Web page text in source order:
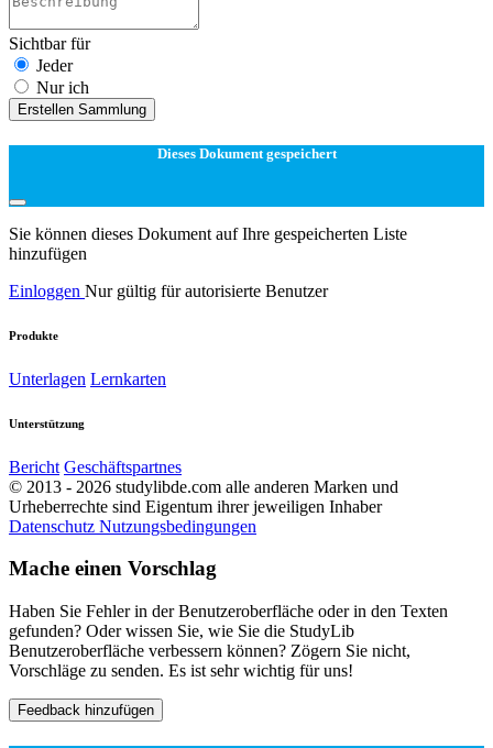
Sichtbar für
Jeder
Nur ich
Erstellen Sammlung
Dieses Dokument gespeichert
Sie können dieses Dokument auf Ihre gespeicherten Liste
hinzufügen
Einloggen Nur gültig für autorisierte Benutzer
Produkte
Unterlagen Lernkarten
Unterstützung
Bericht Geschäftspartnes
© 2013 - 2026 studylibde.com alle anderen Marken und
Urheberrechte sind Eigentum ihrer jeweiligen Inhaber
Datenschutz Nutzungsbedingungen
Mache einen Vorschlag
Haben Sie Fehler in der Benutzeroberfläche oder in den Texten
gefunden? Oder wissen Sie, wie Sie die StudyLib
Benutzeroberfläche verbessern können? Zögern Sie nicht,
Vorschläge zu senden. Es ist sehr wichtig für uns!
Feedback hinzufügen